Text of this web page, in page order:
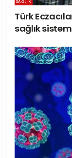
SAĞLIK
Türk
sağlık